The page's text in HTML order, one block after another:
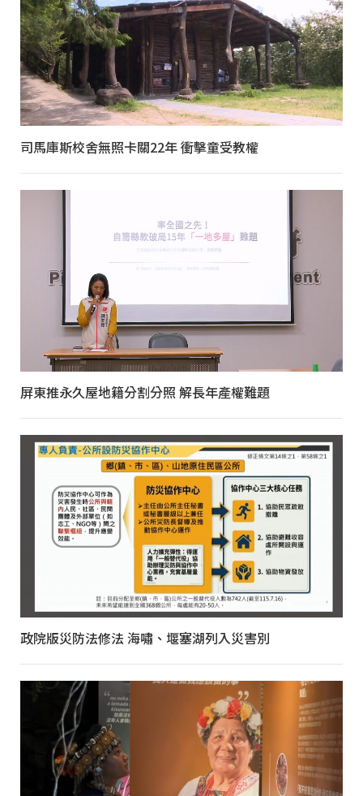
司馬庫斯校舍無照卡關22年 衝擊童受教權
屏東推永久屋地籍分割分照 解長年產權難題
政院版災防法修法 海嘯、堰塞湖列入災害別